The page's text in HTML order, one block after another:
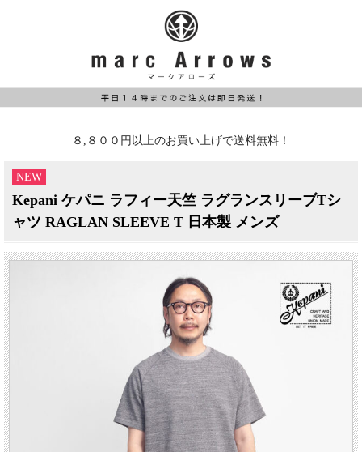
８,８００円以上のお買い上げで送料無料！
NEW
Kepani ケパニ ラフィー天竺 ラグランスリーブTシ
ャツ RAGLAN SLEEVE T 日本製 メンズ